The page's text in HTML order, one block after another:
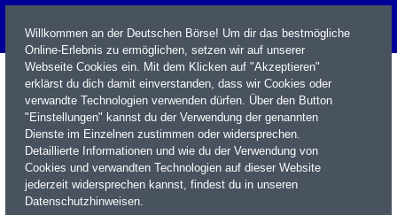
Name / WKN / ISIN / Kürzel
Willkommen an der Deutschen Börse! Um dir das bestmögliche
Online-Erlebnis zu ermöglichen, setzen wir auf unserer
Webseite Cookies ein. Mit dem Klicken auf "Akzeptieren"
erklärst du dich damit einverstanden, dass wir Cookies oder
verwandte Technologien verwenden dürfen. Über den Button
"Einstellungen" kannst du der Verwendung der genannten
Dienste im Einzelnen zustimmen oder widersprechen.
Detaillierte Informationen und wie du der Verwendung von
Cookies und verwandten Technologien auf dieser Website
jederzeit widersprechen kannst, findest du in unseren
Datenschutzhinweisen.